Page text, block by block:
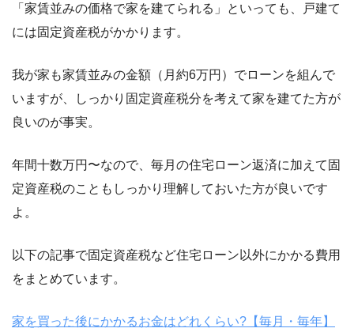
「家賃並みの価格で家を建てられる」といっても、戸建て
には固定資産税がかかります。
我が家も家賃並みの金額（月約6万円）でローンを組んで
いますが、しっかり固定資産税分を考えて家を建てた方が
良いのが事実。
年間十数万円〜なので、毎月の住宅ローン返済に加えて固
定資産税のこともしっかり理解しておいた方が良いです
よ。
以下の記事で固定資産税など住宅ローン以外にかかる費用
をまとめています。
家を買った後にかかるお金はどれくらい?【毎月・毎年】